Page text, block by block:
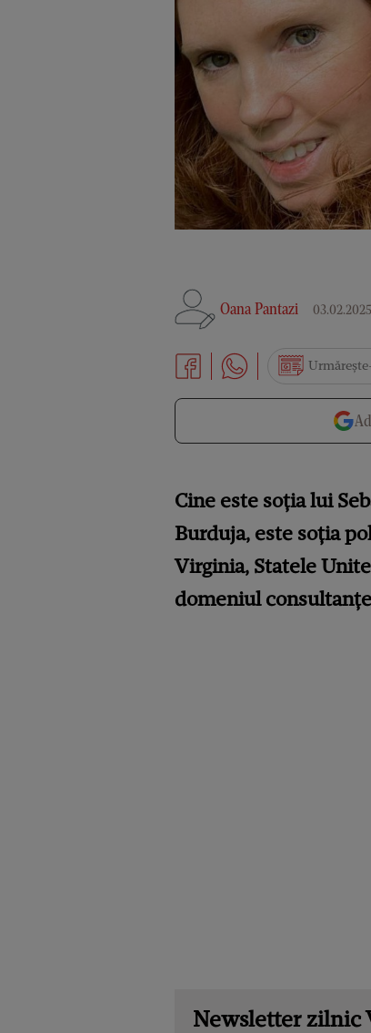
Oana Pantazi
Cine este soția lui
Burduja, este soția
Virginia, Statele
domeniul
Newsletter zilnic